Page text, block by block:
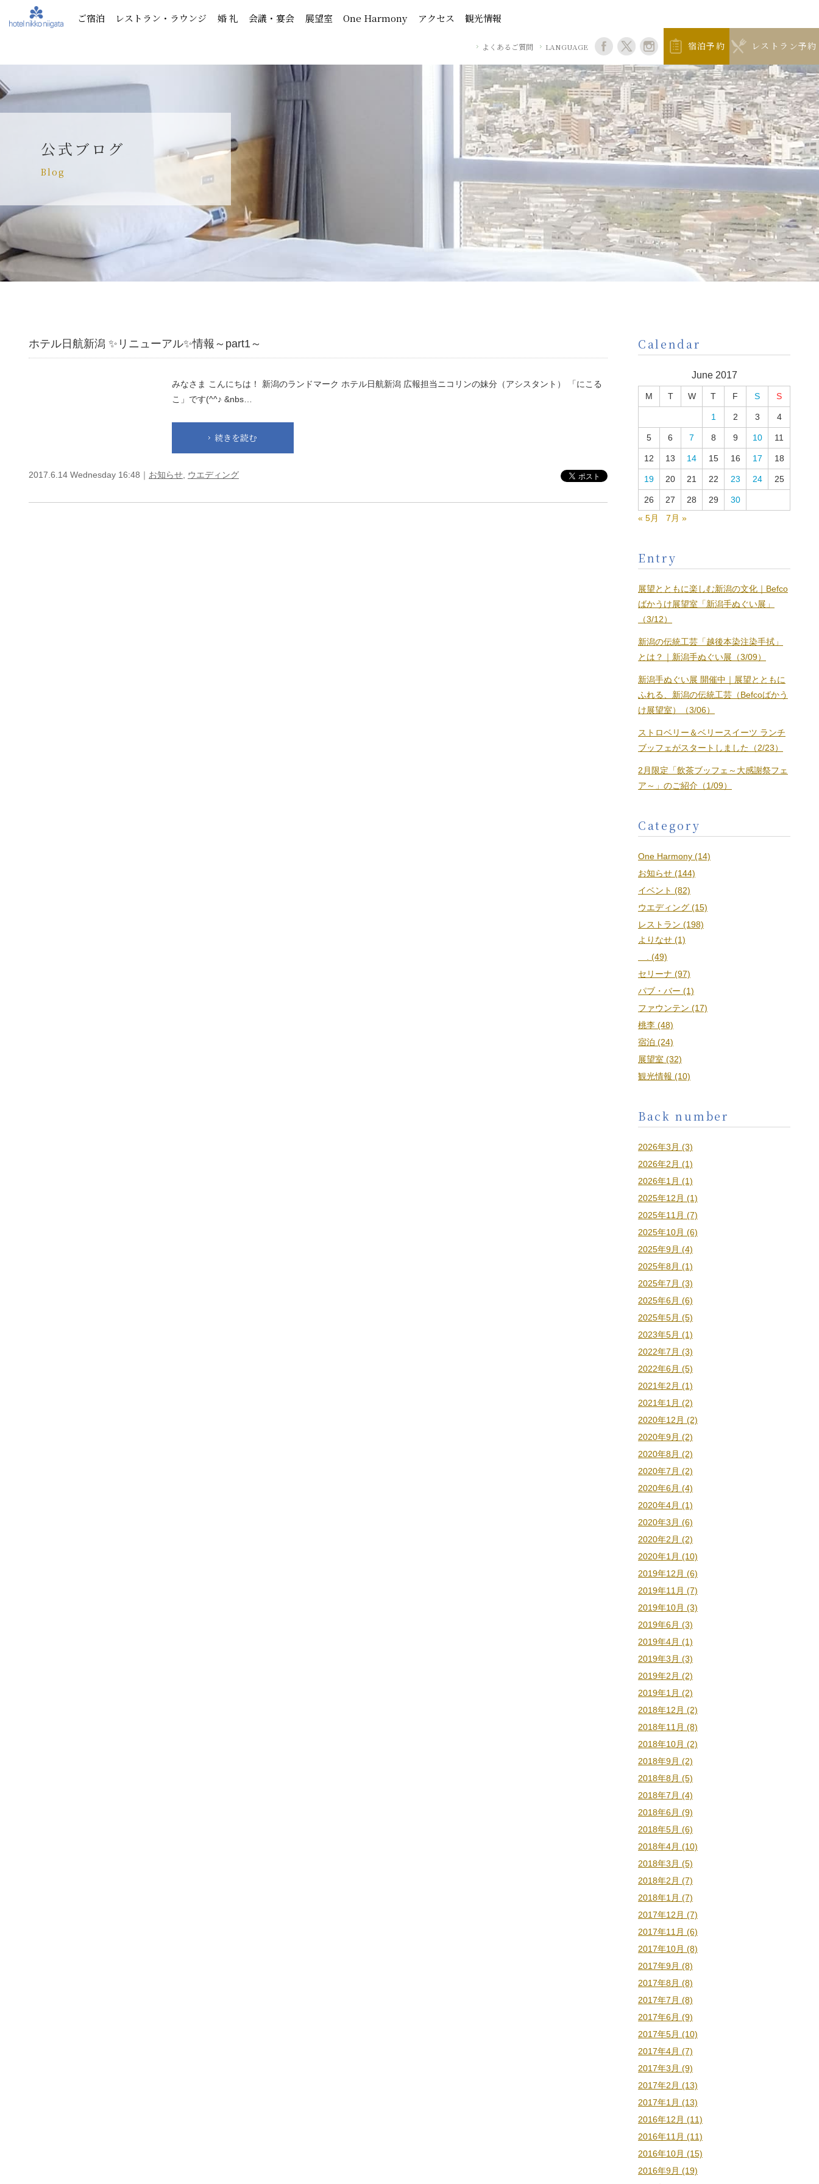
ご宿泊 レストラン・ラウンジ 婚 礼 会議・宴会 展望室 One Harmony アクセス 観光情報
よくあるご質問 LANGUAGE 宿泊予約 レストラン予約
公式ブログ
Blog
ホテル日航新潟 ✨リニューアル✨情報～part1～
みなさま こんにちは！ 新潟のランドマーク ホテル日航新潟 広報担当ニコリンの妹分（アシスタント） 「にこる
こ」です(^^♪ &nbs…
続きを読む
2017.6.14 Wednesday 16:48｜ お知らせ ウエディング
Calendar
June 2017
M T W T F S S
1 2 3 4
5 6 7 8 9 10 11
12 13 14 15 16 17 18
19 20 21 22 23 24 25
26 27 28 29
30
« 5月
7月 »
Entry
展望とともに楽しむ新潟の文化｜Befco
ばかうけ展望室「新潟手ぬぐい展」
（3/12）
新潟の伝統工芸「越後本染注染手拭」
とは？｜新潟手ぬぐい展（3/09）
新潟手ぬぐい展 開催中｜展望とともに
ふれる、新潟の伝統工芸（Befcoばかう
け展望室）（3/06）
ストロベリー＆ベリースイーツ ランチ
ブッフェがスタートしました（2/23）
2月限定「飲茶ブッフェ～大感謝祭フェ
ア～」のご紹介（1/09）
Category
One Harmony (14)
お知らせ (144)
イベント (82)
ウエディング (15)
レストラン (198)
よりなせ (1)
. (49)
セリーナ (97)
パブ・バー (1)
ファウンテン (17)
桃李 (48)
宿泊 (24)
展望室 (32)
観光情報 (10)
Back number
2026年3月 (3)
2026年2月 (1)
2026年1月 (1)
2025年12月 (1)
2025年11月 (7)
2025年10月 (6)
2025年9月 (4)
2025年8月 (1)
2025年7月 (3)
2025年6月 (6)
2025年5月 (5)
2023年5月 (1)
2022年7月 (3)
2022年6月 (5)
2021年2月 (1)
2021年1月 (2)
2020年12月 (2)
2020年9月 (2)
2020年8月 (2)
2020年7月 (2)
2020年6月 (4)
2020年4月 (1)
2020年3月 (6)
2020年2月 (2)
2020年1月 (10)
2019年12月 (6)
2019年11月 (7)
2019年10月 (3)
2019年6月 (3)
2019年4月 (1)
2019年3月 (3)
2019年2月 (2)
2019年1月 (2)
2018年12月 (2)
2018年11月 (8)
2018年10月 (2)
2018年9月 (2)
2018年8月 (5)
2018年7月 (4)
2018年6月 (9)
2018年5月 (6)
2018年4月 (10)
2018年3月 (5)
2018年2月 (7)
2018年1月 (7)
2017年12月 (7)
2017年11月 (6)
2017年10月 (8)
2017年9月 (8)
2017年8月 (8)
2017年7月 (8)
2017年6月 (9)
2017年5月 (10)
2017年4月 (7)
2017年3月 (9)
2017年2月 (13)
2017年1月 (13)
2016年12月 (11)
2016年11月 (11)
2016年10月 (15)
2016年9月 (19)